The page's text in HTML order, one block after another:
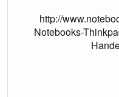
http://
Notebooks-